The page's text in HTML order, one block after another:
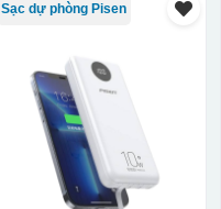
Sạc dự phòng Pisen